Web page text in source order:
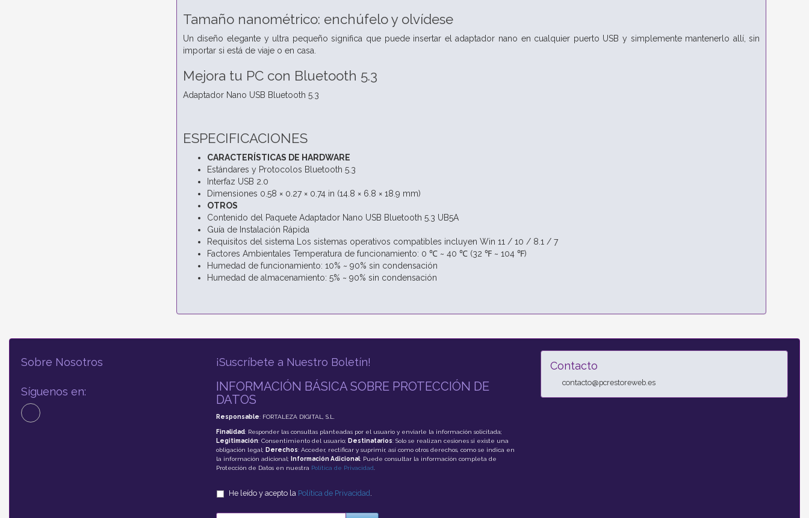
Tamaño nanométrico: enchúfelo y olvídese
Un diseño elegante y ultra pequeño significa que puede insertar el adaptador nano en cualquier puerto USB y simplemente mantenerlo allí, sin
importar si está de viaje o en casa.
Mejora tu PC con Bluetooth 5.3
Adaptador Nano USB Bluetooth 5.3
ESPECIFICACIONES
CARACTERÍSTICAS DE HARDWARE
Estándares y Protocolos Bluetooth 5.3
Interfaz USB 2.0
Dimensiones 0.58 × 0.27 × 0.74 in (14.8 × 6.8 × 18.9 mm)
OTROS
Contenido del Paquete Adaptador Nano USB Bluetooth 5.3 UB5A
Guía de Instalación Rápida
Requisitos del sistema Los sistemas operativos compatibles incluyen Win 11 / 10 / 8.1 / 7
Factores Ambientales Temperatura de funcionamiento: 0 ℃ ~ 40 ℃ (32 ℉ ~ 104 ℉)
Humedad de funcionamiento: 10% ~ 90% sin condensación
Humedad de almacenamiento: 5% ~ 90% sin condensación
Sobre Nosotros
Síguenos en:
¡Suscríbete a Nuestro Boletín!
INFORMACIÓN BÁSICA SOBRE PROTECCIÓN DE
DATOS
Responsable: FORTALEZA DIGITAL, S.L.
Finalidad: Responder las consultas planteadas por el usuario y enviarle la información solicitada;
Legitimación: Consentimiento del usuario; Destinatarios: Solo se realizan cesiones si existe una
obligación legal; Derechos: Acceder, rectificar y suprimir, así como otros derechos, como se indica en
la información adicional;
Información Adicional: Puede consultar la información completa de
Protección de Datos en nuestra Política de Privacidad.
He leído y acepto la Política de Privacidad .
Contacto
contacto@pcrestoreweb.es